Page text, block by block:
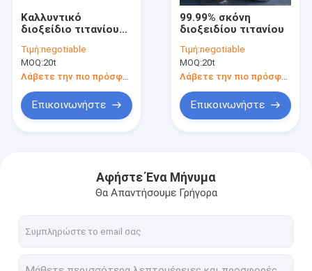
Καλλυντικό
διοξείδιο τιτανίου
ακτίνας CAS 13463-
37-7, Tio2 στα
καλλυντικά
Τιμή:negotiable
MOQ:20t
Λάβετε την πιο πρόσφατη τιμή
Επικοινωνήστε
99.99% σκόνη
διοξειδίου τιτανίου
Τιμή:negotiable
MOQ:20t
Επικοινωνήστε
Αφήστε Ένα Μήνυμα
Θα Απαντήσουμε Γρήγορα